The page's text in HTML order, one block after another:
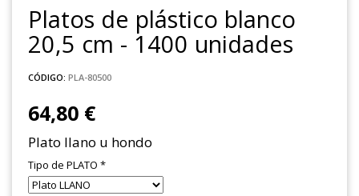
Platos de plástico blanco
20,5 cm - 1400 unidades
CÓDIGO: PLA-80500
64,80 €
Plato llano u hondo
Tipo de PLATO *